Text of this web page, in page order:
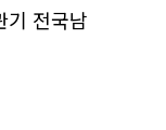
기 전국남